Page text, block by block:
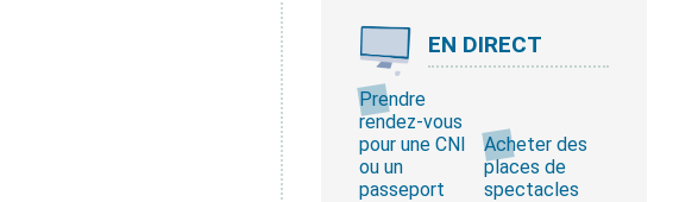
EN DIRECT
Prendre
rendez-vous
pour une CNI
ou un
passeport
Acheter des
places de
spectacles